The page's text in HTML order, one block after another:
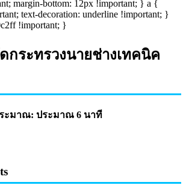
margin-bottom: 12px !important; } a {
text-decoration: underline !important; }
!important; }
กระทรวงนายช่างเทคนิค
ะมาณ: ประมาณ 6 นาที